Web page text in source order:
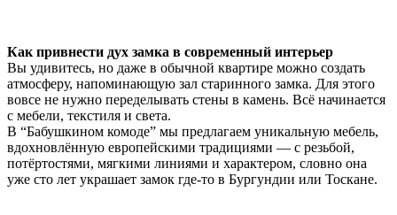
Как привнести дух замка в современный интерьер
Вы удивитесь, но даже в обычной квартире можно создать
атмосферу, напоминающую зал старинного замка. Для этого
вовсе не нужно переделывать стены в камень. Всё начинается
с мебели, текстиля и света.
В “Бабушкином комоде” мы предлагаем уникальную мебель,
вдохновлённую европейскими традициями — с резьбой,
потёртостями, мягкими линиями и характером, словно она
уже сто лет украшает замок где-то в Бургундии или Тоскане.